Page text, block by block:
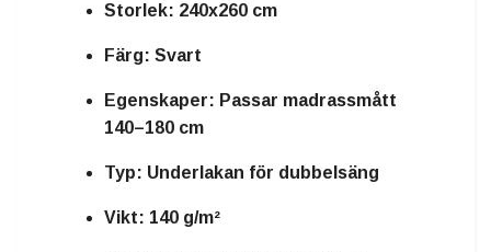
Storlek: 240x260 cm
Färg: Svart
Egenskaper: Passar madrassmått
140–180 cm
Typ: Underlakan för dubbelsäng
Vikt: 140 g/m²